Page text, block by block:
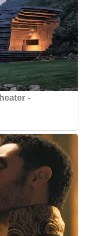
Penyesuaian
terus berpartisipasi aktif
menggunakan kanal
masyarakat,"